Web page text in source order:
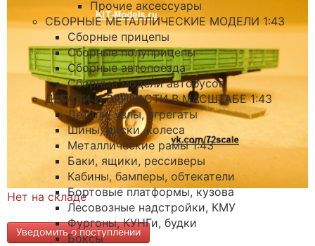
Прочие аксессуары
СБОРНЫЕ МЕТАЛЛИЧЕСКИЕ МОДЕЛИ 1:43
Сборные прицепы
Сборные полуприцепы
Сборные автопоезда
Сборные модели автобусов
ДЕТАЛИ И ЗАПЧАСТИ В МАСШТАБЕ 1:43
Детали, узлы, агрегаты
Шины, диски, колеса
Металлические рамы 1:43
Баки, ящики, рессиверы
Кабины, бамперы, обтекатели
Бортовые платформы, кузова
Лесовозные надстройки, КМУ
Фургоны, КУНГи, будки
Боксы
Нет на складе
Уведомить о поступлении